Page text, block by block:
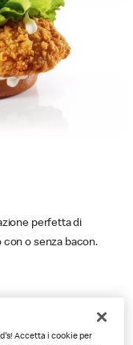
perfetta di
o senza bacon.
Accetta i cookie per